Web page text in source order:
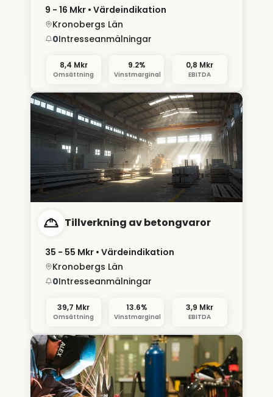
9 - 16 Mkr • Värdeindikation
Kronobergs Län
0Intresseanmälningar
8,4 Mkr
Omsättning
9.2%
Vinstmarginal
0,8 Mkr
EBITDA
Tillverkning av betongvaror
35 - 55 Mkr • Värdeindikation
Kronobergs Län
0Intresseanmälningar
39,7 Mkr
Omsättning
13.6%
Vinstmarginal
3,9 Mkr
EBITDA